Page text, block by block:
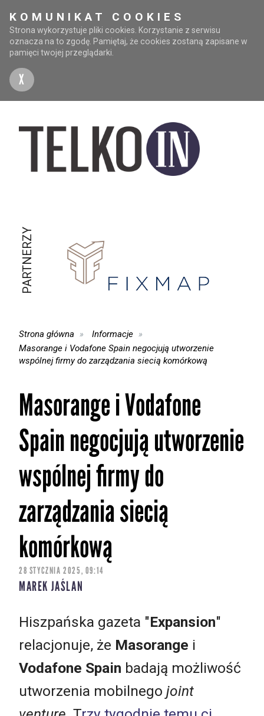
KOMUNIKAT COOKIES
Strona wykorzystuje pliki cookies. Korzystanie z serwisu
oznacza na to zgodę. Pamiętaj, że cookies zostaną zapisane w
pamięci twojej przeglądarki.
X
PARTNERZY
Strona główna
Informacje
Masorange i Vodafone Spain negocjują utworzenie
wspólnej firmy do zarządzania siecią komórkową
Masorange i Vodafone
Spain negocjują utworzenie
wspólnej firmy do
zarządzania siecią
komórkową
28 STYCZNIA 2025, 09:14
MAREK JAŚLAN
Hiszpańska gazeta "Expansion"
relacjonuje, że Masorange i
Vodafone Spain badają możliwość
utworzenia mobilnego joint